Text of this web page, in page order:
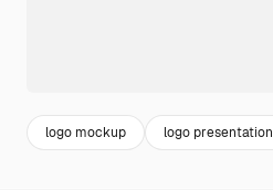
logo mockup logo presentation